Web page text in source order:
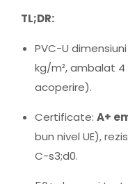
TL;DR:
PVC-U
kg/m², ambalat
acoperire).
Certificate: A+
bun nivel UE),
C-s3;d0.